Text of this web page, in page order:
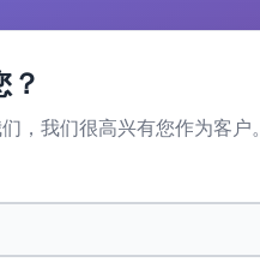
？
，我们很高兴有您作为客户。